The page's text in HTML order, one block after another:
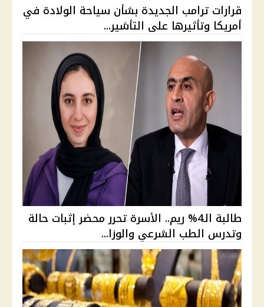
قرارات ترامب الجديدة بشأن سياحة الولادة في
أمريكا وتأثيرها على التأشير...
طالبة الـ4% ريم.. الأسرة تحرر محضر إثبات حالة
وتدرس الطب الشرعي والوزا...